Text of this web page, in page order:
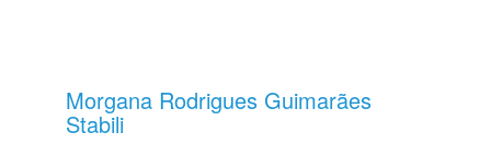
Morgana Rodrigues Guimarães
Stabili